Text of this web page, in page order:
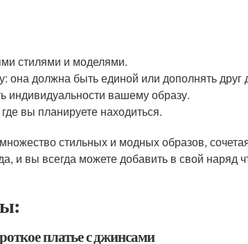
стилями и моделями.
должна быть единой или дополнять друг
индивидуальности вашему образу.
вы планируете находиться.
стильных и модных образов,
вы всегда можете добавить в свой наряд
платье с джинсами